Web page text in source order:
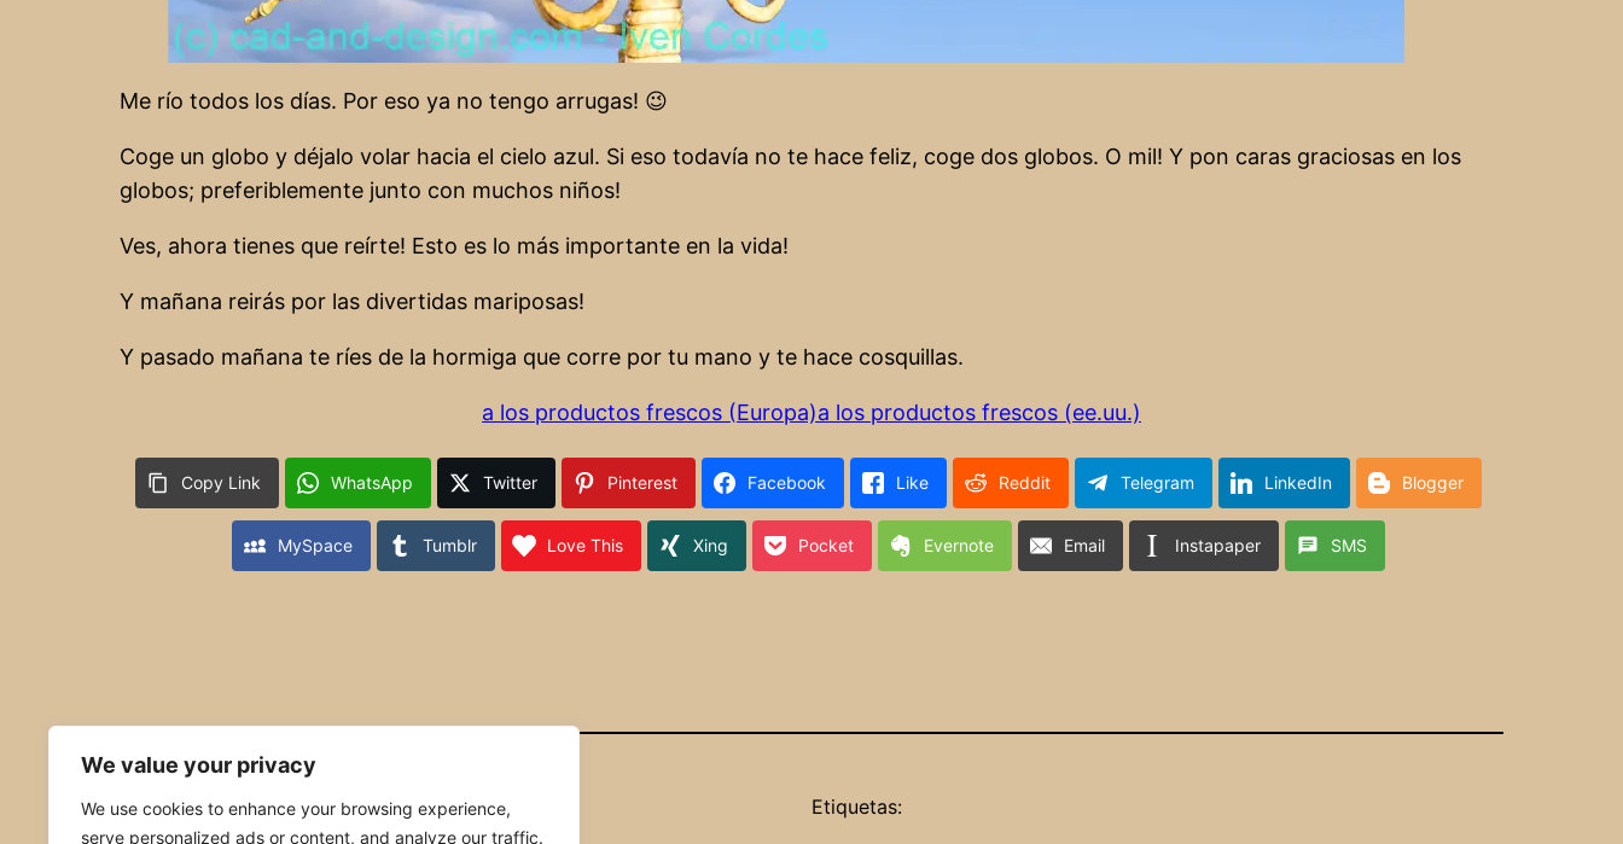
We value your privacy
We use cookies to enhance your browsing experience,
serve personalized ads or content, and analyze our traffic.
Me río todos los días. Por eso ya no tengo arrugas! 😉
Coge un globo y déjalo volar hacia el cielo azul. Si eso todavía no te hace feliz, coge dos globos. O mil! Y pon caras graciosas en los
globos; preferiblemente junto con muchos niños!
Ves, ahora tienes que reírte! Esto es lo más importante en la vida!
Y mañana reirás por las divertidas mariposas!
Y pasado mañana te ríes de la hormiga que corre por tu mano y te hace cosquillas.
a los productos frescos (Europa)a los productos frescos (ee.uu.)
Copy Link WhatsApp Twitter Pinterest Facebook Like Reddit Telegram LinkedIn Blogger
MySpace Tumblr Love This Xing Pocket Evernote Email Instapaper SMS
Publicado30. octubre 2023en Etiquetas: